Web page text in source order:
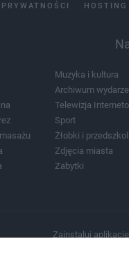
HOSTING
Muzyka i kultura
Archiwum
Telewizja
Sport
Żłobki i
Zdjęcia miasta
Zabytki
Zainstaluj